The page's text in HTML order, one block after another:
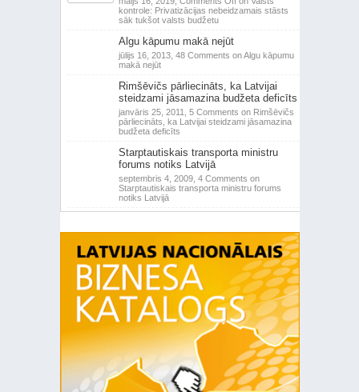
kontrole: Privatizācijas nebeidzamais stāsts
sāk tukšot valsts budžetu
Algu kāpumu makā nejūt
jūlijs 16, 2013, 48 Comments on Algu kāpumu
makā nejūt
Rimšēvičs pārliecināts, ka Latvijai
steidzami jāsamazina budžeta deficīts
janvāris 25, 2011, 5 Comments on Rimšēvičs
pārliecināts, ka Latvijai steidzami jāsamazina
budžeta deficīts
Starptautiskais transporta ministru
forums notiks Latvijā
septembris 4, 2009, 4 Comments on
Starptautiskais transporta ministru forums
notiks Latvijā